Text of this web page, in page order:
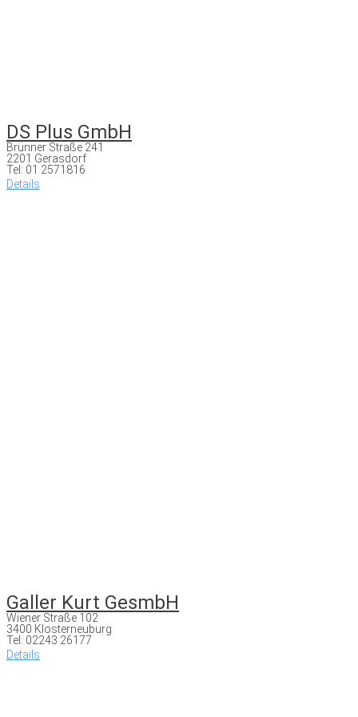
DS Plus GmbH
Brünner Straße 241
2201 Gerasdorf
Tel: 01 2571816
Details
Galler Kurt GesmbH
Wiener Straße 102
3400 Klosterneuburg
Tel: 02243 26177
Details